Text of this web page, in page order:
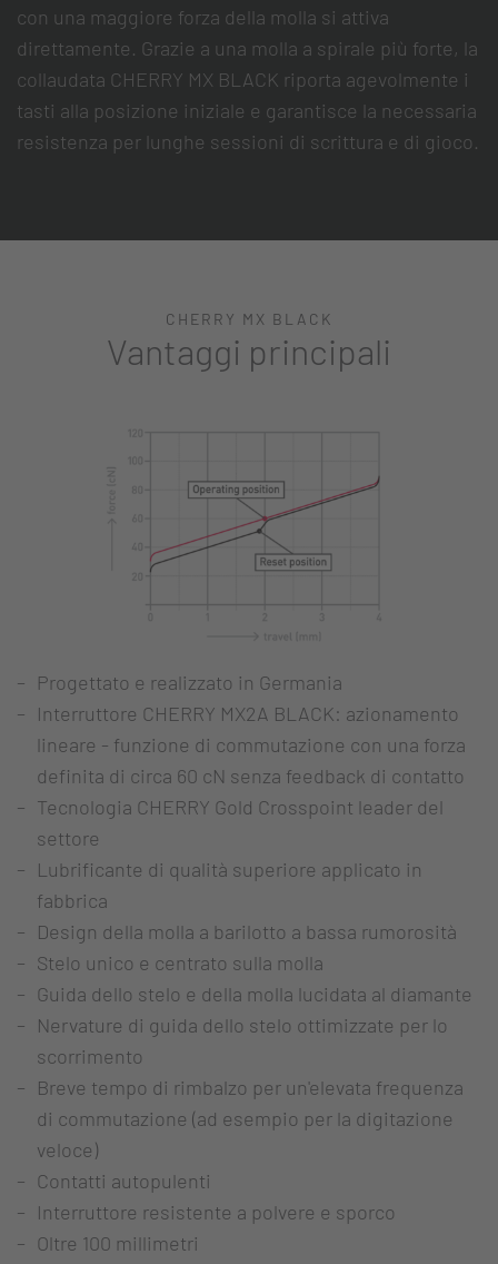
con una maggiore forza della molla si attiva
direttamente. Grazie a una molla a spirale più forte, la
collaudata CHERRY MX BLACK riporta agevolmente i
tasti alla posizione iniziale e garantisce la necessaria
resistenza per lunghe sessioni di scrittura e di gioco.
CHERRY MX BLACK
Vantaggi principali
Progettato e realizzato in Germania
Interruttore CHERRY MX2A BLACK: azionamento
lineare - funzione di commutazione con una forza
definita di circa 60 cN senza feedback di contatto
Tecnologia CHERRY Gold Crosspoint leader del
settore
Lubrificante di qualità superiore applicato in
fabbrica
Design della molla a barilotto a bassa rumorosità
Stelo unico e centrato sulla molla
Guida dello stelo e della molla lucidata al diamante
Nervature di guida dello stelo ottimizzate per lo
scorrimento
Breve tempo di rimbalzo per un'elevata frequenza
di commutazione (ad esempio per la digitazione
veloce)
Contatti autopulenti
Interruttore resistente a polvere e sporco
Oltre 100 millimetri